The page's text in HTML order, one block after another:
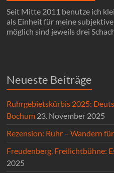
Seit Mitte 2011 benutze ich
als Einheit für meine
möglich sind jeweils drei
Neueste Beiträge
Ruhrgebietskürbis 2025:
Bochum 23. November 2025
Rezension: Ruhr – Wandern
Freudenberg, Freilichtbühne:
2025